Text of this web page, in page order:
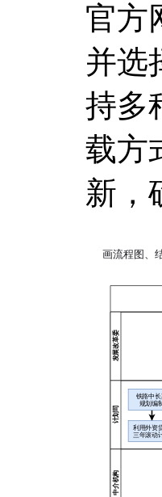
官方
并选
持多
载方
新，